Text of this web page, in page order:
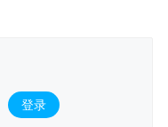
登录 。